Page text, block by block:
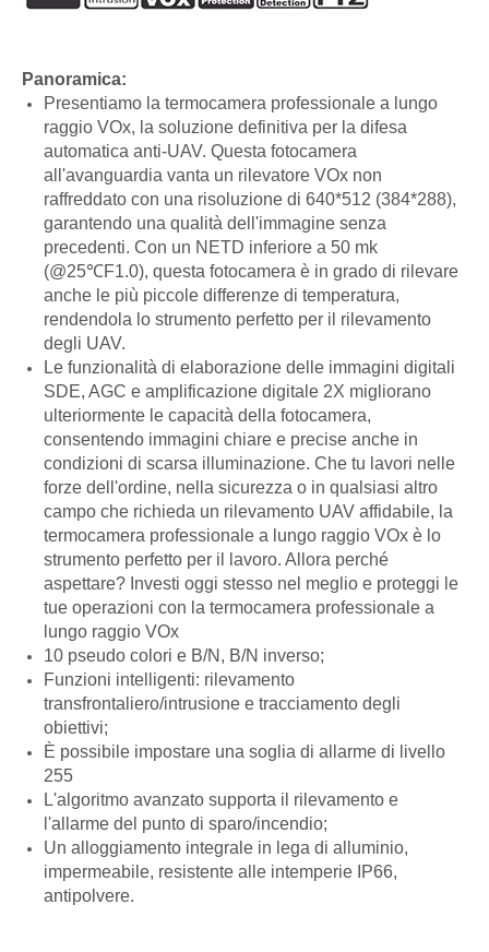
Panoramica:
Presentiamo la termocamera professionale a lungo
raggio VOx, la soluzione definitiva per la difesa
automatica anti-UAV. Questa fotocamera
all'avanguardia vanta un rilevatore VOx non
raffreddato con una risoluzione di 640*512 (384*288),
garantendo una qualità dell'immagine senza
precedenti. Con un NETD inferiore a 50 mk
(@25℃F1.0), questa fotocamera è in grado di rilevare
anche le più piccole differenze di temperatura,
rendendola lo strumento perfetto per il rilevamento
degli UAV.
Le funzionalità di elaborazione delle immagini digitali
SDE, AGC e amplificazione digitale 2X migliorano
ulteriormente le capacità della fotocamera,
consentendo immagini chiare e precise anche in
condizioni di scarsa illuminazione. Che tu lavori nelle
forze dell'ordine, nella sicurezza o in qualsiasi altro
campo che richieda un rilevamento UAV affidabile, la
termocamera professionale a lungo raggio VOx è lo
strumento perfetto per il lavoro. Allora perché
aspettare? Investi oggi stesso nel meglio e proteggi le
tue operazioni con la termocamera professionale a
lungo raggio VOx
10 pseudo colori e B/N, B/N inverso;
Funzioni intelligenti: rilevamento
transfrontaliero/intrusione e tracciamento degli
obiettivi;
È possibile impostare una soglia di allarme di livello
255
L'algoritmo avanzato supporta il rilevamento e
l'allarme del punto di sparo/incendio;
Un alloggiamento integrale in lega di alluminio,
impermeabile, resistente alle intemperie IP66,
antipolvere.